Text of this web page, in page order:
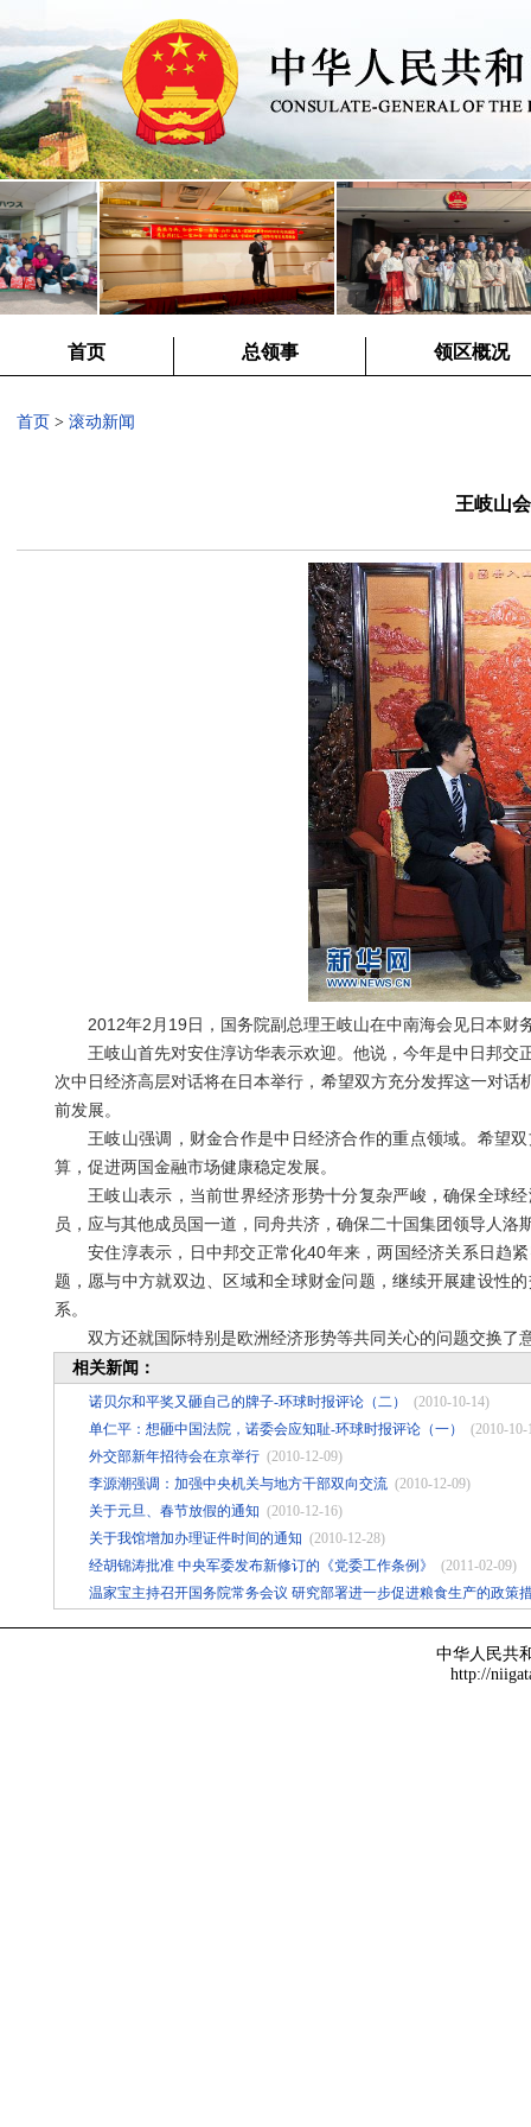
首页 总领事 领区概况
首页 > 滚动新闻
王岐山
2012年2月19日，国务院副总理王岐山在中南海会见日本财
王岐山首先对安住淳访华表示欢迎。他说，今年是中日邦交
次中日经济高层对话将在日本举行，希望双方充分发挥这一对
前发展。
王岐山强调，财金合作是中日经济合作的重点领域。希望双
算，促进两国金融市场健康稳定发展。
王岐山表示，当前世界经济形势十分复杂严峻，确保全球经
员，应与其他成员国一道，同舟共济，确保二十国集团领导人
安住淳表示，日中邦交正常化40年来，两国经济关系日趋紧
题，愿与中方就双边、区域和全球财金问题，继续开展建设性
系。
双方还就国际特别是欧洲经济形势等共同关心的问题交换了
相关新闻：
诺贝尔和平奖又砸自己的牌子-环球时报评论（二）
(2010-10-14)
单仁平：想砸中国法院，诺委会应知耻-环球时报评论（一）
(2010-10-
外交部新年招待会在京举行 (2010-12-09)
李源潮强调：加强中央机关与地方干部双向交流 (2010-12-09)
关于元旦、春节放假的通知 (2010-12-16)
关于我馆增加办理证件时间的通知 (2010-12-28)
经胡锦涛批准 中央军委发布新修订的《党委工作条例》
(2011-02-09)
温家宝主持召开国务院常务会议 研究部署进一步促进粮食生产的政策
中华人民共
http://